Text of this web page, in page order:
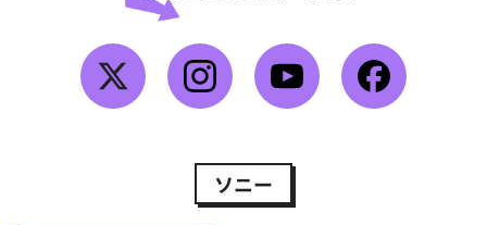
ソニー